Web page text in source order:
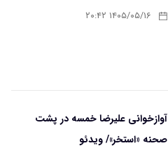
۱۴۰۵/۰۵/۱۶ ۲۰:۴۲
آوازخوانی علیرضا خمسه در پشت
صحنه «استخر»/ ویدئو